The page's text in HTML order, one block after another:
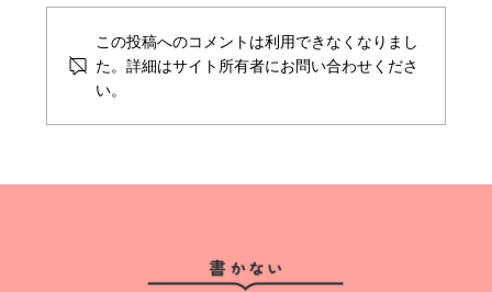
「書かないエンディングノート®︎」初めて
この投稿へのコメントは利用できなくなりまし
た。詳細はサイト所有者にお問い合わせくださ
い。